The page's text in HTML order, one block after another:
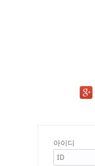
아이디